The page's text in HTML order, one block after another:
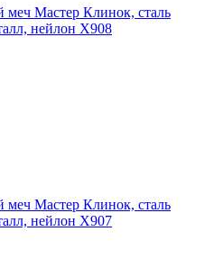
Мастер Клинок, сталь
нейлон X908
Мастер Клинок, сталь
нейлон X907